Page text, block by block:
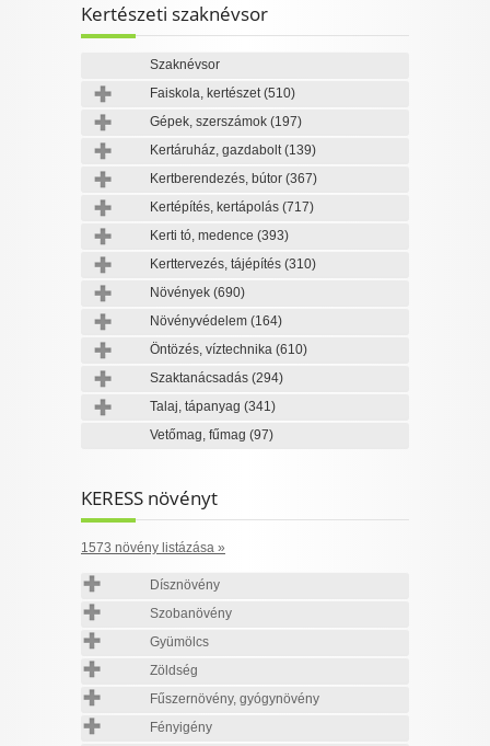
Kertészeti szaknévsor
Szaknévsor
Faiskola, kertészet(510)
Gépek, szerszámok (197)
Kertáruház, gazdabolt(139)
Kertberendezés, bútor (367)
Kertépítés, kertápolás (717)
Kerti tó, medence (393)
Kerttervezés, tájépítés (310)
Növények (690)
Növényvédelem (164)
Öntözés, víztechnika (610)
Szaktanácsadás (294)
Talaj, tápanyag (341)
Vetőmag, fűmag (97)
KERESS növényt
1573 növény listázása »
Dísznövény
Szobanövény
Gyümölcs
Zöldség
Fűszernövény, gyógynövény
Fényigény